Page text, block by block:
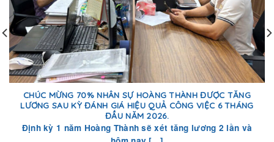
CHÚC MỪNG 70% NHÂN SỰ HOÀNG THÀNH ĐƯỢC TĂNG
LƯƠNG SAU KỲ ĐÁNH GIÁ HIỆU QUẢ CÔNG VIỆC 6 THÁNG
ĐẦU NĂM 2026.
Định kỳ 1 năm Hoàng Thành sẽ xét tăng lương 2 lần và
hôm nay [...]